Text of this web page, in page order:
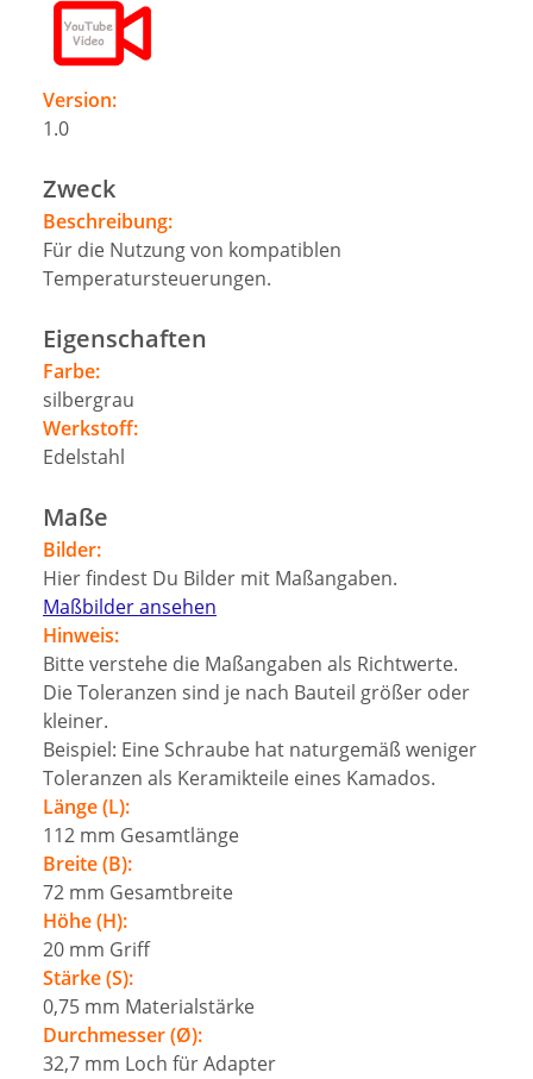
Version:
1.0
Zweck
Beschreibung:
Für die Nutzung von kompatiblen
Temperatursteuerungen.
Eigenschaften
Farbe:
silbergrau
Werkstoff:
Edelstahl
Maße
Bilder:
Hier findest Du Bilder mit Maßangaben.
Maßbilder ansehen
Hinweis:
Bitte verstehe die Maßangaben als Richtwerte.
Die Toleranzen sind je nach Bauteil größer oder
kleiner.
Beispiel: Eine Schraube hat naturgemäß weniger
Toleranzen als Keramikteile eines Kamados.
Länge (L):
112 mm Gesamtlänge
Breite (B):
72 mm Gesamtbreite
Höhe (H):
20 mm Griff
Stärke (S):
0,75 mm Materialstärke
Durchmesser (Ø):
32,7 mm Loch für Adapter